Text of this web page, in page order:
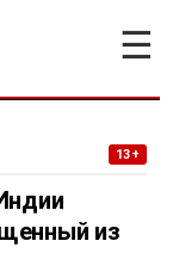
☰
13+
из